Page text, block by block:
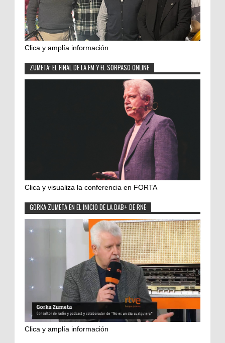
Clica y amplía información
ZUMETA: EL FINAL DE LA FM Y EL SORPASO ONLINE
Clica y visualiza la conferencia en FORTA
GORKA ZUMETA EN EL INICIO DE LA DAB+ DE RNE
Clica y amplía información